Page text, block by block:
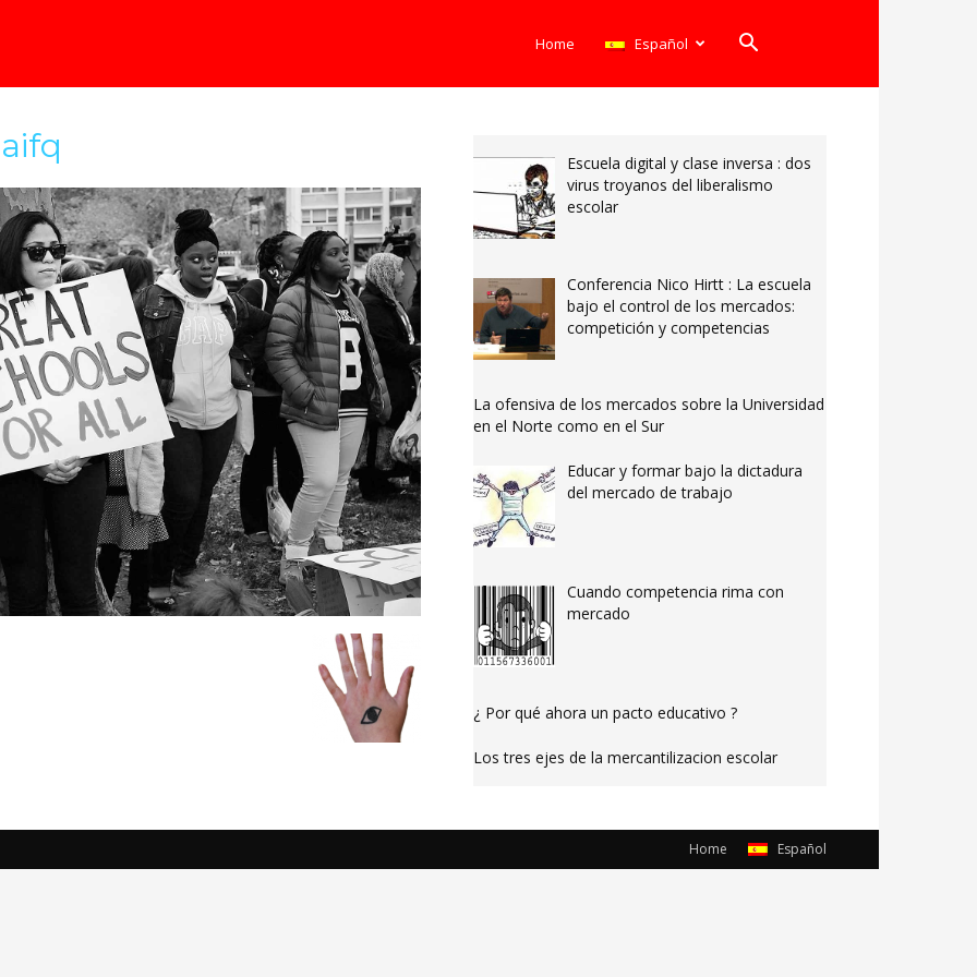
Home Español
Escuela digital y clase inversa : dos
virus troyanos del liberalismo
escolar
Conferencia Nico Hirtt : La escuela
bajo el control de los mercados:
competición y competencias
La ofensiva de los mercados sobre la Universidad
en el Norte como en el Sur
Educar y formar bajo la dictadura
del mercado de trabajo
Cuando competencia rima con
mercado
¿ Por qué ahora un pacto educativo ?
Los tres ejes de la mercantilizacion escolar
Home Español